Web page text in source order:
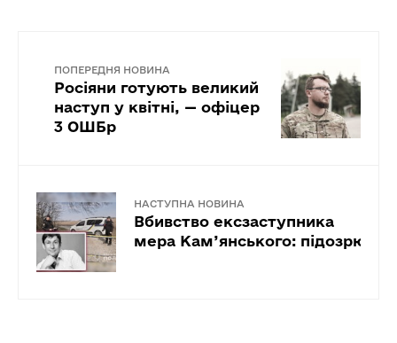
ПОПЕРЕДНЯ НОВИНА
Росіяни готують великий
наступ у квітні, — офіцер
3 ОШБр
НАСТУПНА НОВИНА
Вбивство ексзаступника
мера Кам’янського: